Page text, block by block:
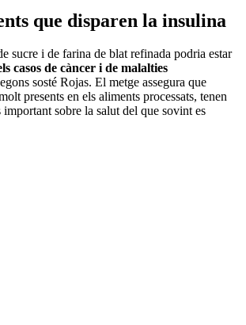
que disparen la insulina
sucre i de farina de blat refinada podria estar
casos de càncer i de malalties
sosté Rojas. El metge assegura que
presents en els aliments processats, tenen
sobre la salut del que sovint es